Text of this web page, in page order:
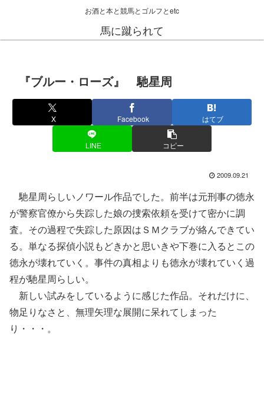
お酒と本と競馬とゴルフとetc
馬に蹴られて
『ブルー・ローズ』 馳星周
X Facebook はてブ
LINE コピー
2009.09.21
馳星周らしいノワール作品でした。前半は元刑事の徳永
が警察官僚から失踪した娘の捜索依頼を受けて密かに調
査。その過程で失踪した原因はＳＭクラブが絡んできてい
る。単なる探偵小説もどきかと思いきや下巻に入るとこの
徳永が壊れていく。事件の真相よりも徳永が壊れていく過
程が馳星周らしい。
新しい試みをしているように感じた作品。それだけに、
物足りなさと、無理矢理な展開に呆れてしまった
り・・・。